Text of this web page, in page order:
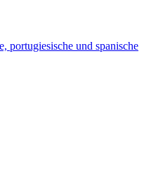
portugiesische und spanische